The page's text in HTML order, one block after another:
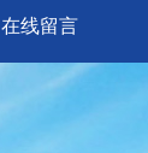
在线留言